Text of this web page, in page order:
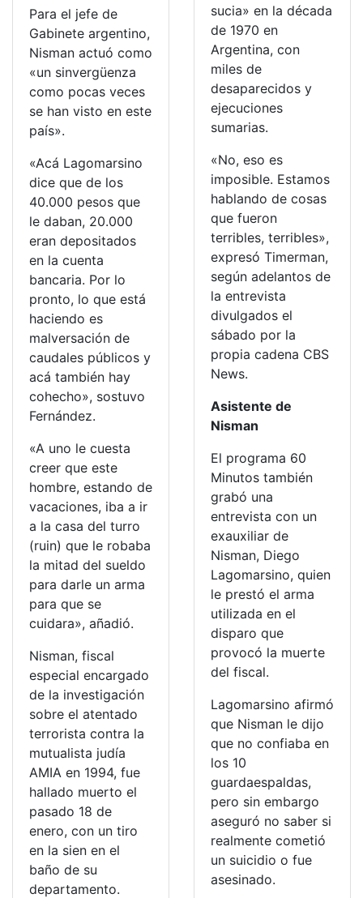
Para el jefe de
Gabinete argentino,
Nisman actuó como
«un sinvergüenza
como pocas veces
se han visto en este
país».
«Acá Lagomarsino
dice que de los
40.000 pesos que
le daban, 20.000
eran depositados
en la cuenta
bancaria. Por lo
pronto, lo que está
haciendo es
malversación de
caudales públicos y
acá también hay
cohecho», sostuvo
Fernández.
«A uno le cuesta
creer que este
hombre, estando de
vacaciones, iba a ir
a la casa del turro
(ruin) que le robaba
la mitad del sueldo
para darle un arma
para que se
cuidara», añadió.
Nisman, fiscal
especial encargado
de la investigación
sobre el atentado
terrorista contra la
mutualista judía
AMIA en 1994, fue
hallado muerto el
pasado 18 de
enero, con un tiro
en la sien en el
baño de su
departamento.
sucia» en la década
de 1970 en
Argentina, con
miles de
desaparecidos y
ejecuciones
sumarias.
«No, eso es
imposible. Estamos
hablando de cosas
que fueron
terribles, terribles»,
expresó Timerman,
según adelantos de
la entrevista
divulgados el
sábado por la
propia cadena CBS
News.
Asistente de
Nisman
El programa 60
Minutos también
grabó una
entrevista con un
exauxiliar de
Nisman, Diego
Lagomarsino, quien
le prestó el arma
utilizada en el
disparo que
provocó la muerte
del fiscal.
Lagomarsino afirmó
que Nisman le dijo
que no confiaba en
los 10
guardaespaldas,
pero sin embargo
aseguró no saber si
realmente cometió
un suicidio o fue
asesinado.